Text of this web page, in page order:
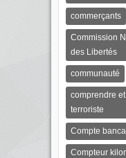
commerçants
Commission
des Libertés
communauté
comprendre
terroriste
Compte
Compteur